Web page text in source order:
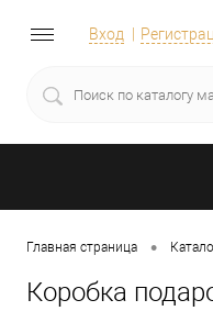
Вход
Главная страница •
Коробка